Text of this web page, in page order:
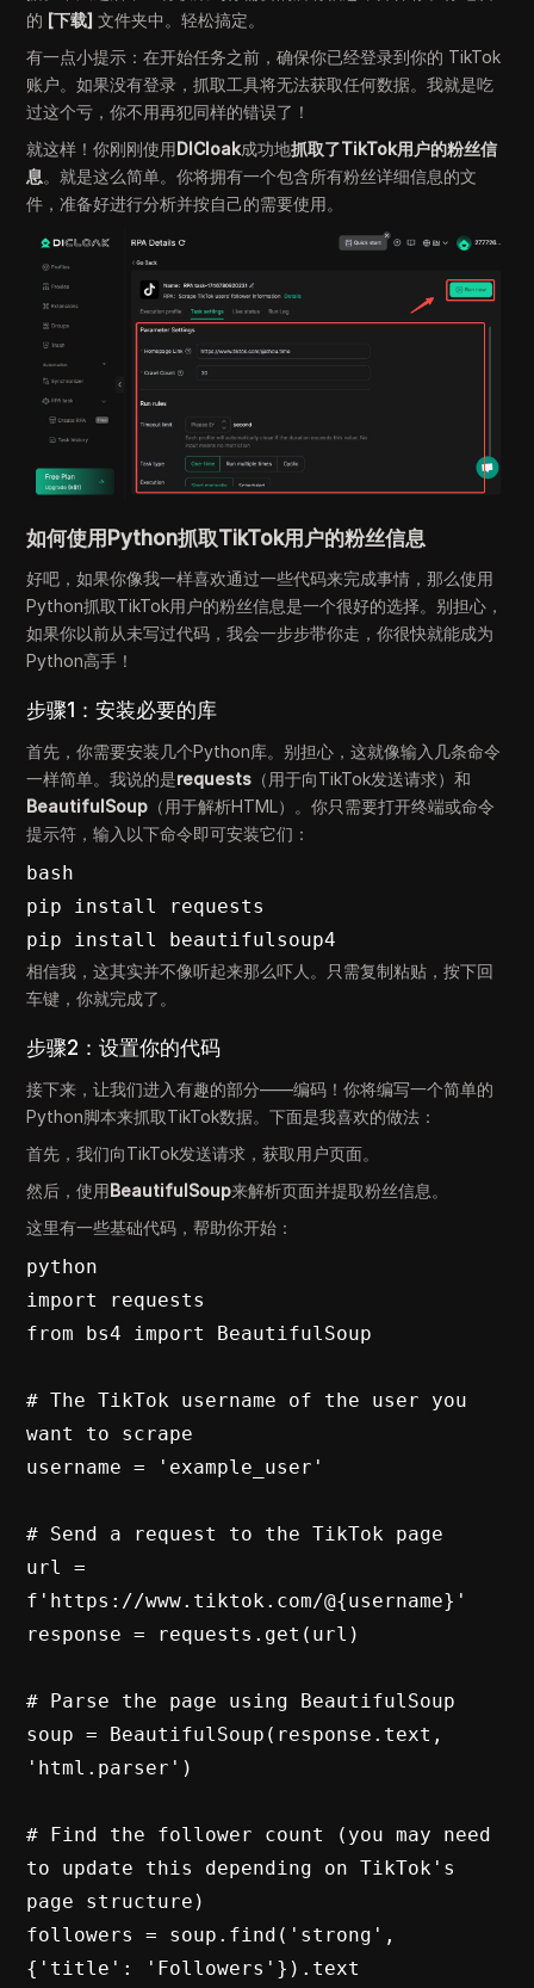
的 [下载] 文件夹中。轻松搞定。
有一点小提示：在开始任务之前，确保你已经登录到你的 TikTok
账户。如果没有登录，抓取工具将无法获取任何数据。我就是吃
过这个亏，你不用再犯同样的错误了！
就这样！你刚刚使用DICloak成功地抓取了TikTok用户的粉丝信
息。就是这么简单。你将拥有一个包含所有粉丝详细信息的文
件，准备好进行分析并按自己的需要使用。
如何使用Python抓取TikTok用户的粉丝信息
好吧，如果你像我一样喜欢通过一些代码来完成事情，那么使用
Python抓取TikTok用户的粉丝信息是一个很好的选择。别担心，
如果你以前从未写过代码，我会一步步带你走，你很快就能成为
Python高手！
步骤1：安装必要的库
首先，你需要安装几个Python库。别担心，这就像输入几条命令
一样简单。我说的是requests （用于向TikTok发送请求）和
BeautifulSoup （用于解析HTML）。你只需要打开终端或命令
提示符，输入以下命令即可安装它们：
bash
pip install requests
pip install beautifulsoup4
相信我，这其实并不像听起来那么吓人。只需复制粘贴，按下回
车键，你就完成了。
步骤2：设置你的代码
接下来，让我们进入有趣的部分——编码！你将编写一个简单的
Python脚本来抓取TikTok数据。下面是我喜欢的做法：
首先，我们向TikTok发送请求，获取用户页面。
然后，使用BeautifulSoup来解析页面并提取粉丝信息。
这里有一些基础代码，帮助你开始：
python
import requests
from bs4 import BeautifulSoup
# The TikTok username of the user you
want to scrape
username = 'example_user'
# Send a request to the TikTok page
url =
f'https://www.tiktok.com/@{username}'
response = requests.get(url)
# Parse the page using BeautifulSoup
soup = BeautifulSoup(response.text,
'html.parser')
# Find the follower count (you may need
to update this depending on TikTok's
page structure)
followers = soup.find('strong',
{'title': 'Followers'}).text